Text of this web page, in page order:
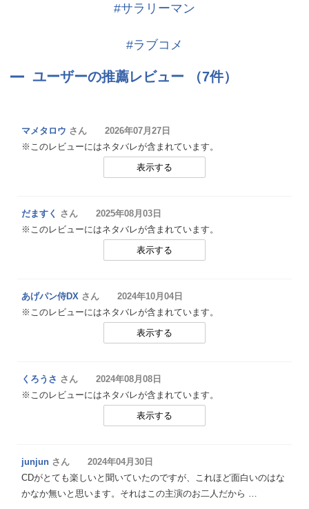
#サラリーマン
#ラブコメ
ユーザーの推薦レビュー （7件）
マメタロウ さん 2026年07月27日
※このレビューにはネタバレが含まれています。
表示する
だますく さん 2025年08月03日
※このレビューにはネタバレが含まれています。
表示する
あげパン侍DX さん 2024年10月04日
※このレビューにはネタバレが含まれています。
表示する
くろうさ さん 2024年08月08日
※このレビューにはネタバレが含まれています。
表示する
junjun さん 2024年04月30日
CDがとても楽しいと聞いていたのですが、これほど面白いのはな
かなか無いと思います。それはこの主演のお二人だから …